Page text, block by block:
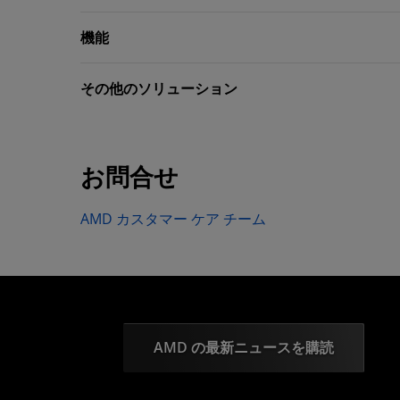
機能
その他のソリューション
お問合せ
AMD カスタマー ケア チーム
AMD の最新ニュースを購読